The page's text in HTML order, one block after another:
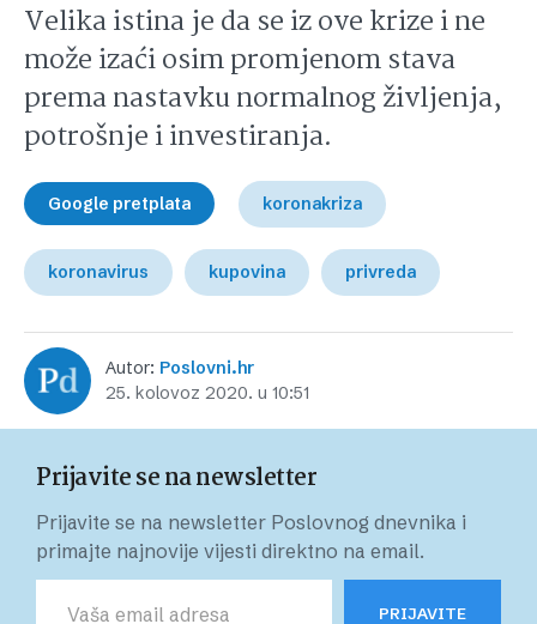
Velika istina je da se iz ove krize i ne
može izaći osim promjenom stava
prema nastavku normalnog življenja,
potrošnje i investiranja.
Google pretplata koronakriza
koronavirus kupovina privreda
Autor: Poslovni.hr
25. kolovoz 2020. u 10:51
Prijavite se na newsletter
Prijavite se na newsletter Poslovnog dnevnika i
primajte najnovije vijesti direktno na email.
PRIJAVITE